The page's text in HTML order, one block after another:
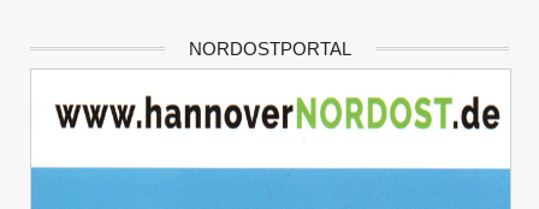
NORDOSTPORTAL